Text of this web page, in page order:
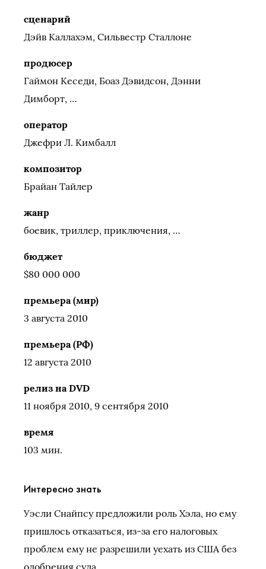
сценарий
Дэйв Каллахэм, Сильвестр Сталлоне
продюсер
Гаймон Кеседи, Боаз Дэвидсон, Дэнни
Димборт, …
оператор
Джефри Л. Кимбалл
композитор
Брайан Тайлер
жанр
боевик, триллер, приключения, …
бюджет
$80 000 000
премьера (мир)
3 августа 2010
премьера (РФ)
12 августа 2010
релиз на DVD
11 ноября 2010, 9 сентября 2010
время
103 мин.
Интересно знать
Уэсли Снайпсу предложили роль Хэла, но ему
пришлось отказаться, из-за его налоговых
проблем ему не разрешили уехать из США без
одобрения суда.